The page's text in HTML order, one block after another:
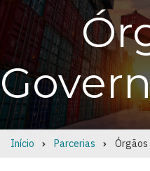
Breadcrumb
Início Parcerias Órgãos